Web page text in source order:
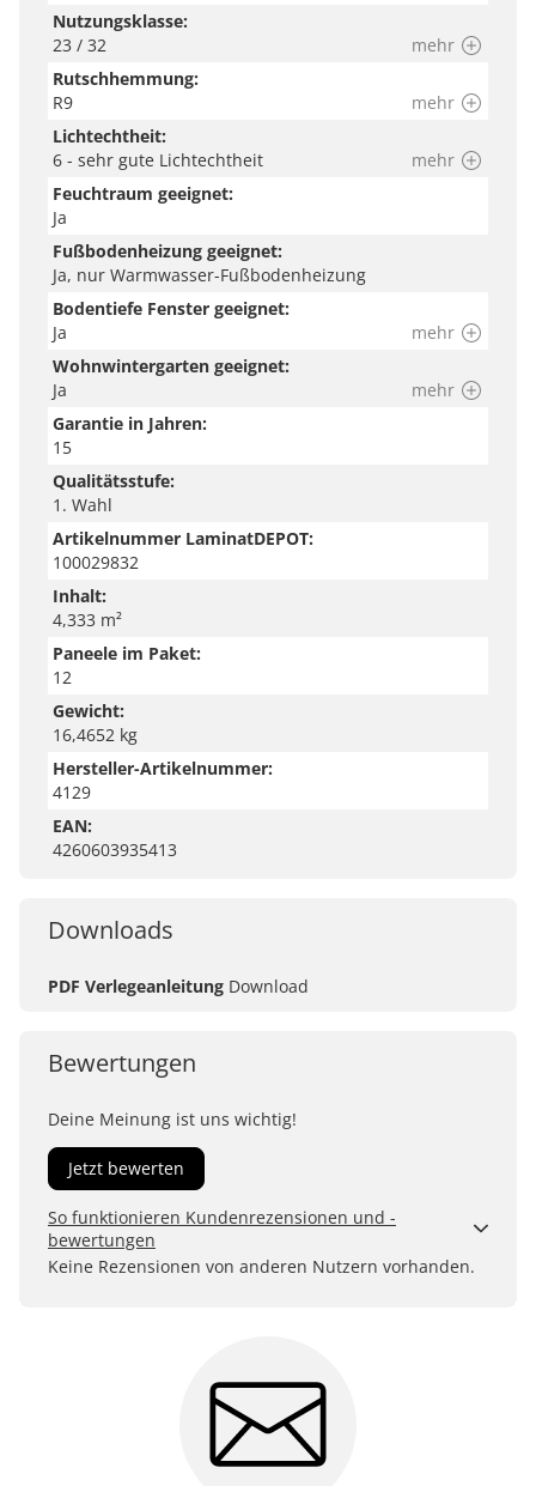
Nutzungsklasse:
23 / 32
mehr
Rutschhemmung:
R9
mehr
Lichtechtheit:
6 - sehr gute Lichtechtheit
mehr
Feuchtraum geeignet:
Ja
Fußbodenheizung geeignet:
Ja, nur Warmwasser-Fußbodenheizung
Bodentiefe Fenster geeignet:
Ja
mehr
Wohnwintergarten geeignet:
Ja
mehr
Garantie in Jahren:
15
Qualitätsstufe:
1. Wahl
Artikelnummer LaminatDEPOT:
100029832
Inhalt:
4,333 m²
Paneele im Paket:
12
Gewicht:
16,4652 kg
Hersteller-Artikelnummer:
4129
EAN:
4260603935413
Downloads
PDF Verlegeanleitung Download
Bewertungen
Deine Meinung ist uns wichtig!
Jetzt bewerten
So funktionieren Kundenrezensionen und -
bewertungen
Kundenbewertungen sind für uns und unsere Kunden
Erfahren Sie mehr darüber, wie Kundenbewertungen
bei uns funktionieren
Keine Rezensionen von anderen Nutzern vorhanden.